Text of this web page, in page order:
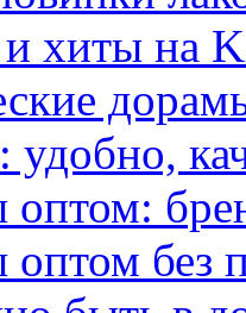
хиты на
удобно,
оптом:
оптом без